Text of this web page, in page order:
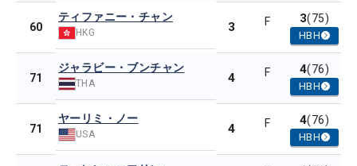
60
ティファニー・チャン
HKG 3 F 3(75)
HBH
71
ジャラビー・ブンチャン
THA 4 F 4(76)
HBH
71
ヤーリミ・ノー
USA 4 F 4(76)
HBH